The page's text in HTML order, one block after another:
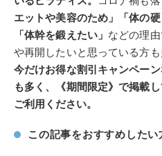
エットや美容のため」「体の
「体幹を鍛えたい」 などの理
や再開したいと思っている方
今だけお得な割引キャンペー
も多く、《期間限定》で掲載
ご利用ください。
この記事をおすすめしたい